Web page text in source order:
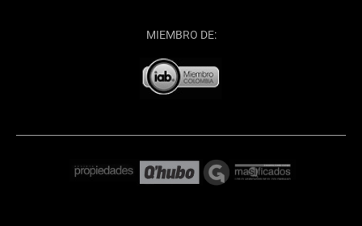
MIEMBRO DE: